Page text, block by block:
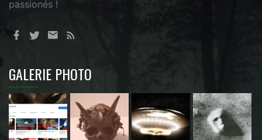
passionés !
GALERIE PHOTO